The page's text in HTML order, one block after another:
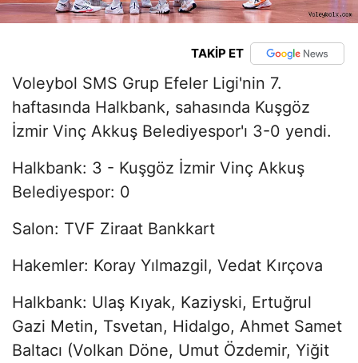
TAKİP ET
Voleybol SMS Grup Efeler Ligi'nin 7.
haftasında Halkbank, sahasında Kuşgöz
İzmir Vinç Akkuş Belediyespor'ı 3-0 yendi.
Halkbank: 3 - Kuşgöz İzmir Vinç Akkuş
Belediyespor: 0
Salon: TVF Ziraat Bankkart
Hakemler: Koray Yılmazgil, Vedat Kırçova
Halkbank: Ulaş Kıyak, Kaziyski, Ertuğrul
Gazi Metin, Tsvetan, Hidalgo, Ahmet Samet
Baltacı (Volkan Döne, Umut Özdemir, Yiğit